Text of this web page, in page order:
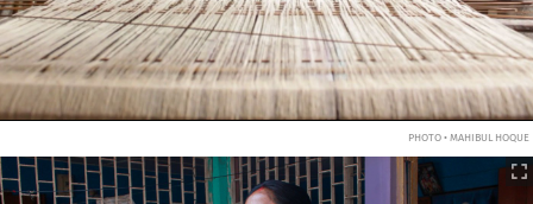
PHOTO • MAHIBUL HOQUE